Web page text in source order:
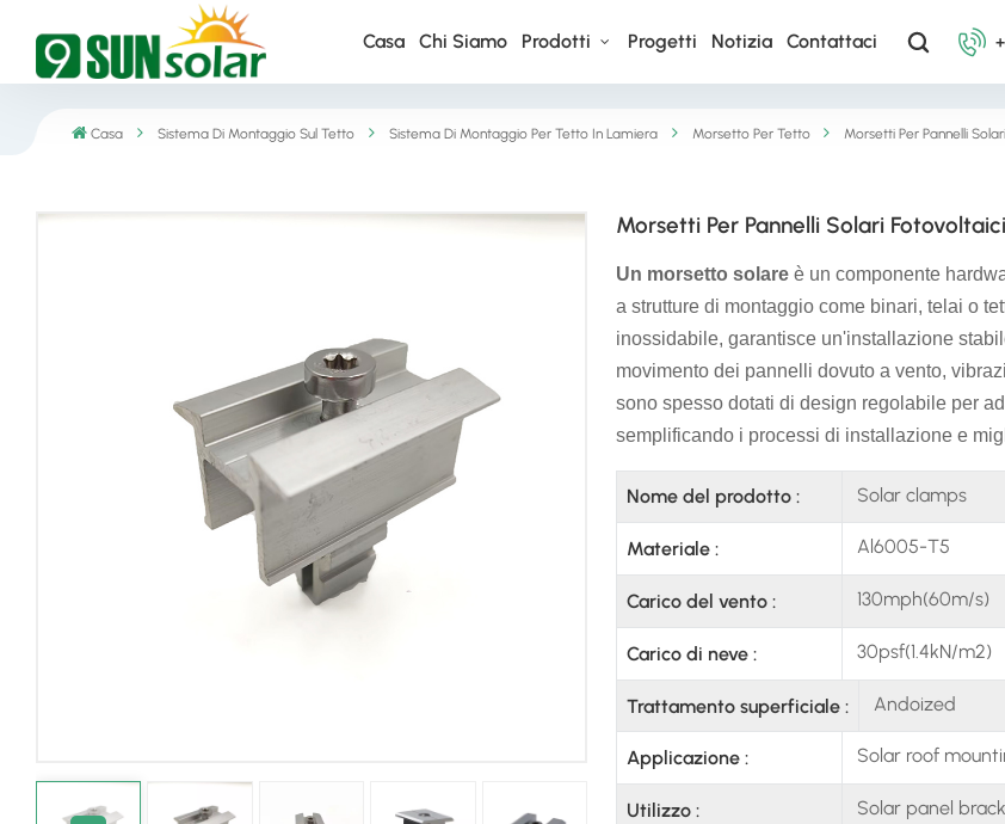
Casa Chi Siamo Prodotti Progetti Notizia Contattaci
Casa Sistema Di Montaggio Sul Tetto Sistema Di Montaggio Per Tetto In Lamiera Morsetto Per Tetto Morsetti Per Pannelli
Morsetti Per Pannelli Solari
Un morsetto solareè un componente
a strutture di montaggio come binari, telai o
inossidabile, garantisce un'installazione
movimento dei pannelli dovuto a vento,
sono spesso dotati di design regolabile per
semplificando i processi di installazione e
Nome del prodotto : Solar clamps
Materiale : Al6005-T5
Carico del vento : 130mph(60m/s)
Carico di neve : 30psf(1.4kN/m2)
Trattamento superficiale : Andoized
Applicazione : Solar roof
Utilizzo : Solar panel